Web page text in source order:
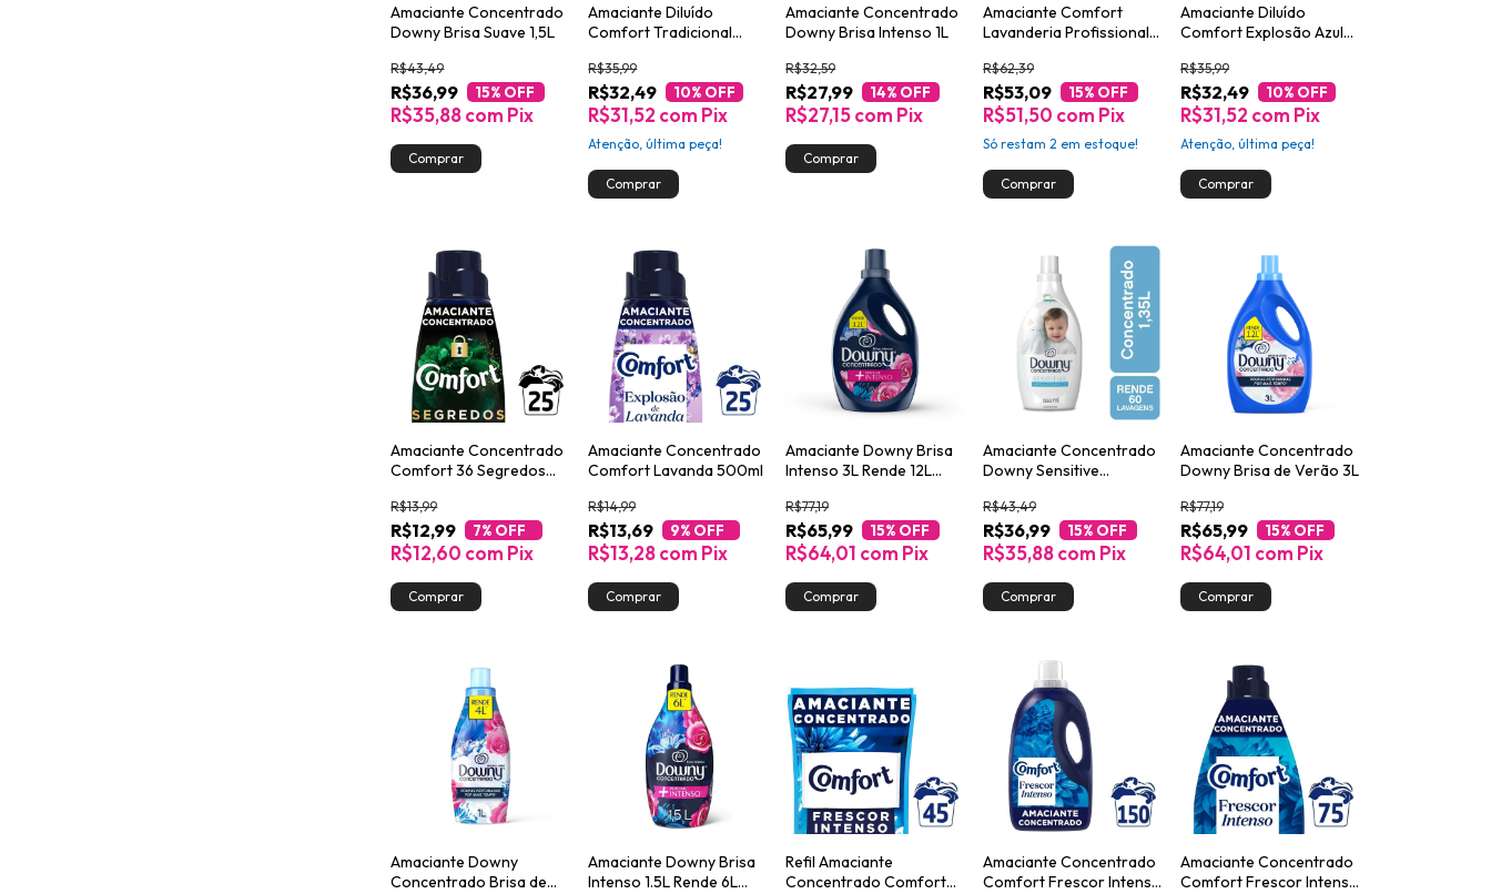
Amaciante Concentrado
Downy Brisa Suave 1,5L
R$36,99
R$43,49
15% OFF
R$35,88com Pix
Amaciante Diluído
Comfort Tradicional
R$32,49
R$35,99
10% OFF
R$31,52 com Pix
Atenção, última peça!
Amaciante Concentrado
Downy Brisa Intenso 1L
R$27,99
R$32,59
14% OFF
R$27,15com Pix
Amaciante Comfort
Lavanderia Profissional
R$53,09
R$62,39
15% OFF
R$51,50 com Pix
Só restam2 em estoque!
Amaciante Diluído
Comfort Explosão Azul
R$32,49
R$35,99
10% OFF
R$31,52 com Pix
Atenção, última peça!
Amaciante Concentrado
Comfort 36 Segredos
R$12,99
R$13,99
7% OFF
R$12,60 com Pix
Amaciante Concentrado
Comfort Lavanda 500ml
R$13,69
R$14,99
9% OFF
R$13,28com Pix
Amaciante Downy Brisa
Intenso 3L Rende 12L
R$65,99
R$77,19
15% OFF
R$64,01 com Pix
Amaciante Concentrado
Downy Sensitive
Roupa de Bebê 1,35L
R$36,99
R$43,49
15% OFF
R$35,88com Pix
Amaciante Concentrado
Downy Brisa de Verão 3L
R$65,99
R$77,19
15% OFF
R$64,01 com Pix
Amaciante Downy
Concentrado Brisa de
Amaciante Downy Brisa
Intenso 1.5L Rende 6L
Refil Amaciante
Concentrado Comfort
Amaciante Concentrado
Comfort Frescor Intenso
Amaciante Concentrado
Comfort Frescor Intenso